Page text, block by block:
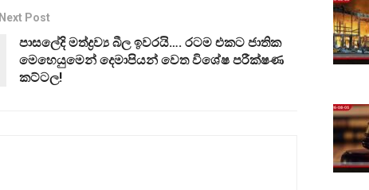
Next Post
පාසලේදි මත්ද්‍රව්‍ය බීල ඉවරයි…. රටම එකට ජාතික
මෙහෙයුමෙන් දෙමාපියන් වෙත විශේෂ පරීක්ෂණ
කට්ටල!